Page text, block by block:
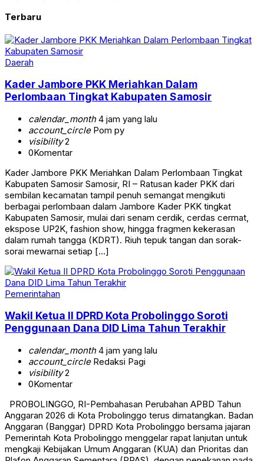
Terbaru
Daerah
Kader Jambore PKK Meriahkan Dalam
Perlombaan Tingkat Kabupaten Samosir
calendar_month4 jam yang lalu
account_circlePom py
visibility2
0Komentar
Kader Jambore PKK Meriahkan Dalam Perlombaan Tingkat
Kabupaten Samosir Samosir, RI – Ratusan kader PKK dari
sembilan kecamatan tampil penuh semangat mengikuti
berbagai perlombaan dalam Jambore Kader PKK tingkat
Kabupaten Samosir, mulai dari senam cerdik, cerdas cermat,
ekspose UP2K, fashion show, hingga fragmen kekerasan
dalam rumah tangga (KDRT). Riuh tepuk tangan dan sorak-
sorai mewarnai setiap […]
Pemerintahan
Wakil Ketua II DPRD Kota Probolinggo Soroti
Penggunaan Dana DID Lima Tahun Terakhir
calendar_month4 jam yang lalu
account_circleRedaksi Pagi
visibility2
0Komentar
PROBOLINGGO, RI-Pembahasan Perubahan APBD Tahun
Anggaran 2026 di Kota Probolinggo terus dimatangkan. Badan
Anggaran (Banggar) DPRD Kota Probolinggo bersama jajaran
Pemerintah Kota Probolinggo menggelar rapat lanjutan untuk
mengkaji Kebijakan Umum Anggaran (KUA) dan Prioritas dan